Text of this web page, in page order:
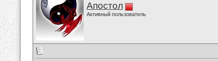
Апостол
Активный пользователь